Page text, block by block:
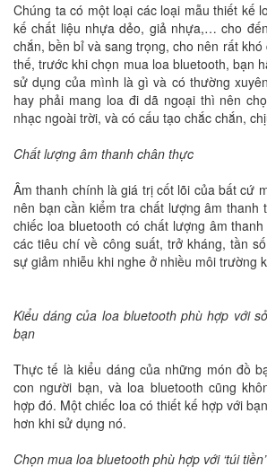
Chúng ta có một loại các loại mẫu thiết kế
kế chất liệu nhựa dẻo, giả nhựa,… cho
chắn, bền bỉ và sang trọng, cho nên rất
thế, trước khi chọn mua loa bluetooth, bạn
sử dụng của mình là gì và có thường
hay phải mang loa đi dã ngoại thì nên
nhạc ngoài trời, và có cấu tạo chắc chắn,
Chất lượng âm thanh chân thực
Âm thanh chính là giá trị cốt lõi của bất cứ
nên bạn cần kiểm tra chất lượng âm thanh
chiếc loa bluetooth có chất lượng âm
các tiêu chí về công suất, trở kháng, tần
sự giảm nhiễu khi nghe ở nhiều môi trường
Kiểu dáng của loa bluetooth phù hợp với
bạn
Thực tế là kiểu dáng của những món đồ
con người bạn, và loa bluetooth cũng
hợp đó. Một chiếc loa có thiết kế hợp với
hơn khi sử dụng nó.
Chọn mua loa bluetooth phù hợp với ‘túi tiền’